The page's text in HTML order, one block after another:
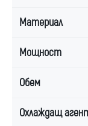
Материал
Мощност
Обем
Охлаждащ